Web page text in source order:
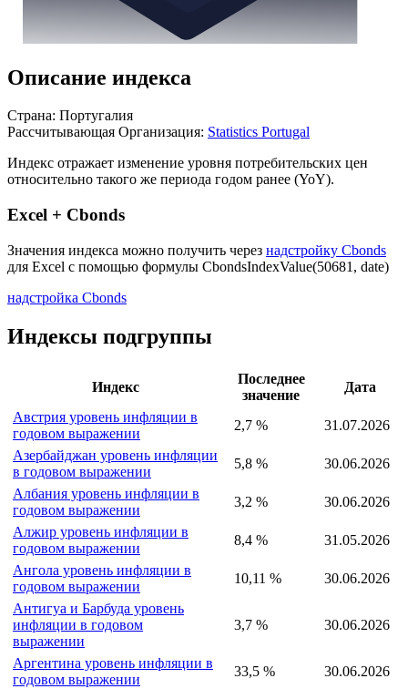
Описание индекса
Страна: Португалия
Рассчитывающая Организация: Statistics Portugal
Индекс отражает изменение уровня потребительских цен
относительно такого же периода годом ранее (YoY).
Excel + Cbonds
Значения индекса можно получить через надстройку Cbonds
для Excel с помощью формулы CbondsIndexValue(50681, date)
надстройка Cbonds
Индексы подгруппы
Индекс
Последнее
значение
Дата
Австрия уровень инфляции в
годовом выражении
2,7 %
31.07.2026
Азербайджан уровень инфляции
в годовом выражении
5,8 %
30.06.2026
Албания уровень инфляции в
годовом выражении
3,2 %
30.06.2026
Алжир уровень инфляции в
годовом выражении
8,4 %
31.05.2026
Ангола уровень инфляции в
годовом выражении
10,11 %
30.06.2026
Антигуа и Барбуда уровень
инфляции в годовом
выражении
3,7 % 30.06.2026
Аргентина уровень инфляции в
годовом выражении
33,5 %
30.06.2026